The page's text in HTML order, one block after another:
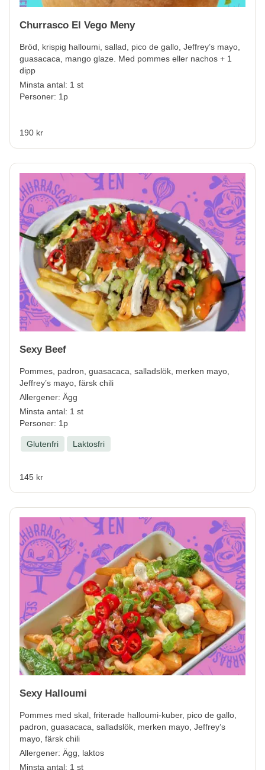
Churrasco El Vego Meny
Bröd, krispig halloumi, sallad, pico de gallo, Jeffrey’s mayo,
guasacaca, mango glaze. Med pommes eller nachos + 1
dipp
Minsta antal: 1 st
Personer: 1p
190 kr
Sexy Beef
Pommes, padron, guasacaca, salladslök, merken mayo,
Jeffrey’s mayo, färsk chili
Allergener: Ägg
Minsta antal: 1 st
Personer: 1p
Glutenfri Laktosfri
145 kr
Sexy Halloumi
Pommes med skal, friterade halloumi-kuber, pico de gallo,
padron, guasacaca, salladslök, merken mayo, Jeffrey’s
mayo, färsk chili
Allergener: Ägg, laktos
Minsta antal: 1 st